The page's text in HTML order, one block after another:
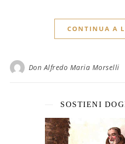
CONTINUA A
Don Alfredo Maria Morselli
SOSTIENI